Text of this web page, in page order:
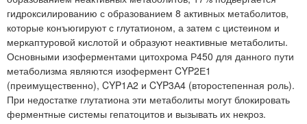
гидроксилированию с образованием 8 активных метаболитов,
которые конъюгируют с глутатионом, а затем с цистеином и
меркаптуровой кислотой и образуют неактивные метаболиты.
Основными изоферментами цитохрома Р450 для данного пути
метаболизма являются изофермент CYP2Е1
(преимущественно), CYP1А2 и CYP3А4 (второстепенная роль).
При недостатке глутатиона эти метаболиты могут блокировать
ферментные системы гепатоцитов и вызывать их некроз.